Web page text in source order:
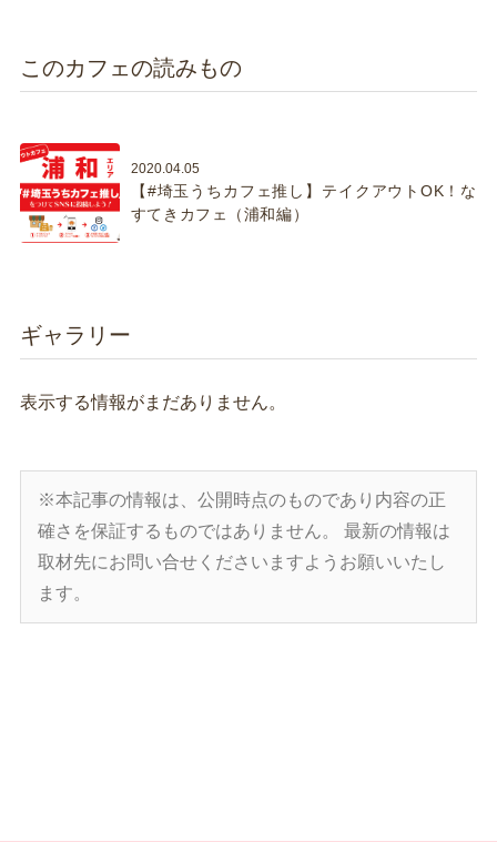
このカフェの読みもの
2020.04.05
【#埼玉うちカフェ推し】テイクアウトOK！な
すてきカフェ（浦和編）
ギャラリー
表示する情報がまだありません。
※本記事の情報は、公開時点のものであり内容の正
確さを保証するものではありません。
最新の情報は
取材先にお問い合せくださいますようお願いいたし
ます。